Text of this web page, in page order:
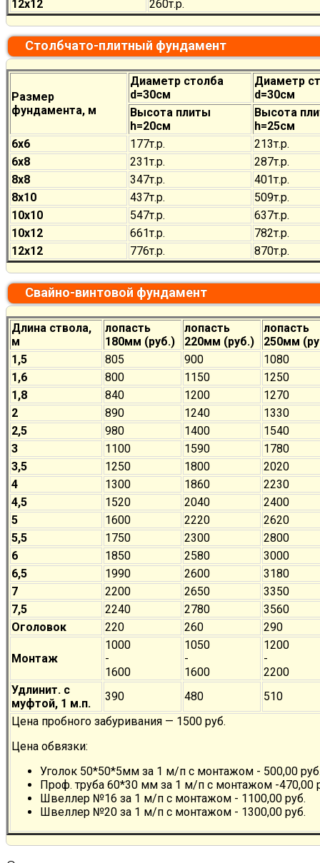
12х12
260т.р.
Столбчато-плитный фундамент
Размер
фундамента, м
Диаметр столба
d=30см
Диаметр
d=30см
Высота плиты
h=20см
Высота
h=25см
6х6
177т.р. 213т.р.
6х8
231т.р. 287т.р.
8х8
347т.р. 401т.р.
8х10
437т.р. 509т.р.
10х10
547т.р. 637т.р.
10х12
661т.р. 782т.р.
12х12
776т.р. 870т.р.
Свайно-винтовой фундамент
Длина ствола,
м
лопасть
180мм (руб.)
лопасть
220мм (руб.)
лопасть
250мм
1,5
805 900
1080
1,6
800 1150
1250
1,8
840 1200
1270
2
890 1240
1330
2,5
980 1400
1540
3
1100 1590
1780
3,5
1250 1800
2020
4
1300 1860
2230
4,5
1520 2040
2400
5
1600 2220
2620
5,5
1750 2300
2800
6
1850 2580
3000
6,5
1990 2600
3180
7
2200 2650
3350
7,5
2240 2780
3560
Оголовок
220 260 290
Монтаж
1000
-
1600
1050
-
1600
1200
-
2200
Удлинит. с
муфтой, 1 м.п.
390 480
510
Цена пробного забуривания — 1500 руб.
Цена обвязки:
Уголок 50*50*5мм за 1 м/п с монтажом - 500,00
Проф. труба 60*30 мм за 1 м/п с монтажом -470,00
Швеллер №16 за 1 м/п с монтажом - 1100,00 руб.
Швеллер №20 за 1 м/п с монтажом - 1300,00 руб.